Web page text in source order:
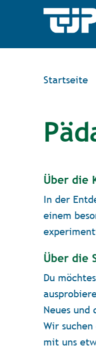
Startseite
Über die
In der
einem
Über die
Du
Neues
Wir
mit uns